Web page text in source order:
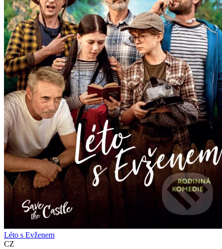
Léto s Evženem
CZ